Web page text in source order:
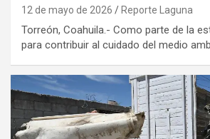
12 de mayo de 2026 Reporte Laguna
Torreón, Coahuila.- Como parte de la
para contribuir al cuidado del medio